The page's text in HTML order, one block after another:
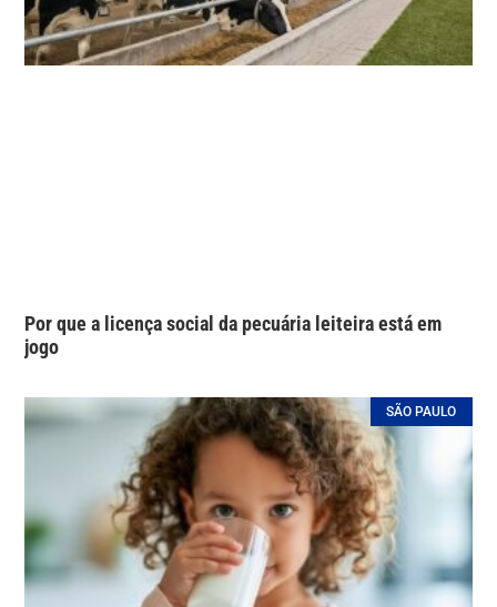
Por que a licença social da pecuária leiteira está em
jogo
SÃO PAULO